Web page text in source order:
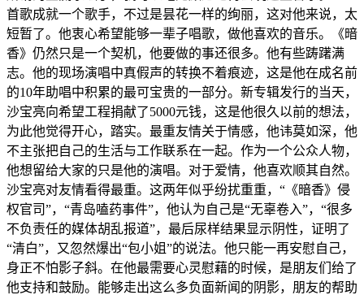
首歌成就一个歌手，不过是昙花一样的绚丽，这对他来说，太
短暂了。他衷心希望能够一辈子唱歌，做他喜欢的音乐。《暗
香》仍然只是一个契机，他要做的事还很多。他有些踌躇满
志。他的现场演唱中真假声的转换不着痕迹，这是他在成名前
的10年助唱中积累的最可宝贵的一部分。新专辑发行的当天，
沙宝亮向希望工程捐献了5000元钱，这是他很久以前的想法，
为此他觉得开心，踏实。最重友情关于情感，他讳莫如深，他
不主张把自己的生活与工作联系在一起。作为一个公众人物，
他想留给大家的只是他的演唱。对于爱情，他喜欢顺其自然。
沙宝亮对友情看得最重。这两年似乎纷扰重重，“《暗香》侵
权官司”，“青岛嗑药事件”，他认为自己是“无辜卷入”，“很多
不负责任的媒体胡乱报道”，最后尿样结果显示阴性，证明了
“清白”，又忽然爆出“包小姐”的说法。他只能一再安慰自己，
身正不怕影子斜。在他最需要心灵慰藉的时候，是朋友们给了
他支持和鼓励。能够走出这么多负面新闻的阴影，朋友的帮助